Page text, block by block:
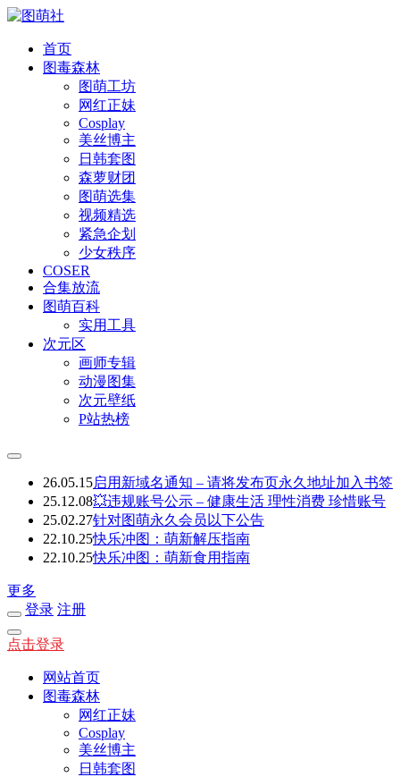
首页
图毒森林
图萌工坊
网红正妹
Cosplay
美丝博主
日韩套图
森萝财团
图萌选集
视频精选
紧急企划
少女秩序
COSER
合集放流
图萌百科
实用工具
次元区
画师专辑
动漫图集
次元壁纸
P站热榜
26.05.15启用新域名通知 – 请将发布页永久地址加入书签
25.12.08💥违规账号公示 – 健康生活 理性消费 珍惜账号
25.02.27针对图萌永久会员以下公告
22.10.25快乐冲图：萌新解压指南
22.10.25快乐冲图：萌新食用指南
更多
登录 注册
点击登录
网站首页
图毒森林
网红正妹
Cosplay
美丝博主
日韩套图